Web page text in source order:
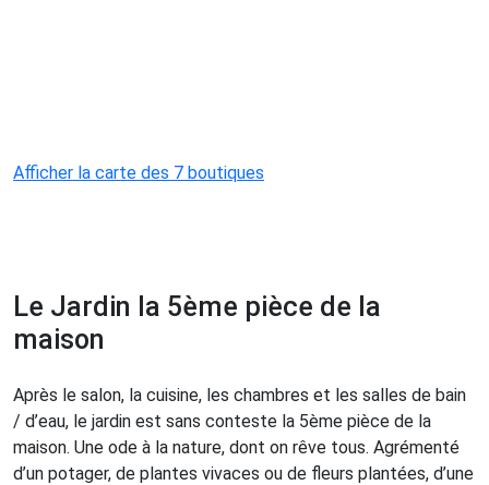
Afficher la carte des 7 boutiques
Le Jardin la 5ème pièce de la
maison
Après le salon, la cuisine, les chambres et les salles de bain
/ d’eau, le jardin est sans conteste la 5ème pièce de la
maison. Une ode à la nature, dont on rêve tous. Agrémenté
d’un potager, de plantes vivaces ou de fleurs plantées, d’une